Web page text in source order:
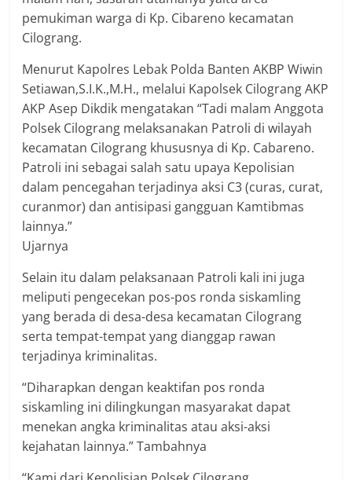
pemukiman warga di Kp. Cibareno kecamatan
Cilograng.
Menurut Kapolres Lebak Polda Banten AKBP Wiwin
Setiawan,S.I.K.,M.H., melalui Kapolsek Cilograng AKP
AKP Asep Dikdik mengatakan “Tadi malam Anggota
Polsek Cilograng melaksanakan Patroli di wilayah
kecamatan Cilograng khususnya di Kp. Cabareno.
Patroli ini sebagai salah satu upaya Kepolisian
dalam pencegahan terjadinya aksi C3 (curas, curat,
curanmor) dan antisipasi gangguan Kamtibmas
lainnya.”
Ujarnya
Selain itu dalam pelaksanaan Patroli kali ini juga
meliputi pengecekan pos-pos ronda siskamling
yang berada di desa-desa kecamatan Cilograng
serta tempat-tempat yang dianggap rawan
terjadinya kriminalitas.
“Diharapkan dengan keaktifan pos ronda
siskamling ini dilingkungan masyarakat dapat
menekan angka kriminalitas atau aksi-aksi
kejahatan lainnya.” Tambahnya